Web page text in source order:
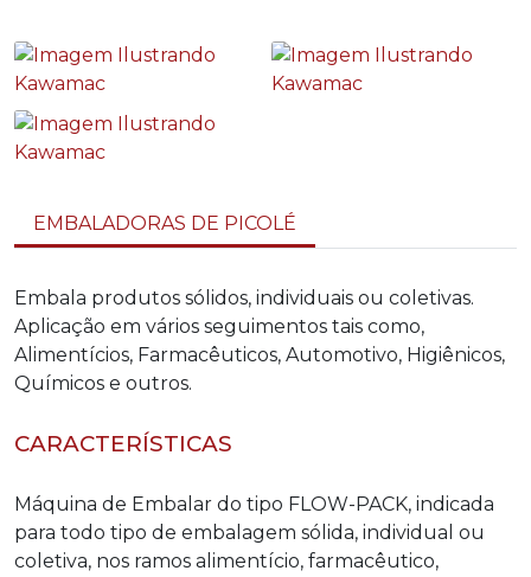
EMBALADORAS DE PICOLÉ
Embala produtos sólidos, individuais ou coletivas.
Aplicação em vários seguimentos tais como,
Alimentícios, Farmacêuticos, Automotivo, Higiênicos,
Químicos e outros.
CARACTERÍSTICAS
Máquina de Embalar do tipo FLOW-PACK, indicada
para todo tipo de embalagem sólida, individual ou
coletiva, nos ramos alimentício, farmacêutico,